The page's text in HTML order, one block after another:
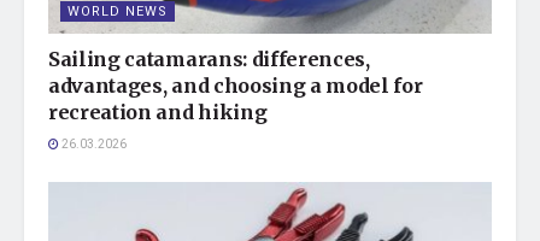
WORLD NEWS
Sailing catamarans: differences,
advantages, and choosing a model for
recreation and hiking
26.03.2026